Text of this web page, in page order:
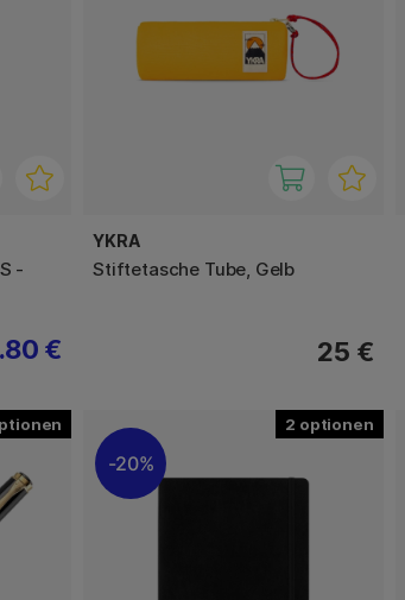
-
€
YKRA
Stiftetasche Tube, Gelb
25 €
2
20%